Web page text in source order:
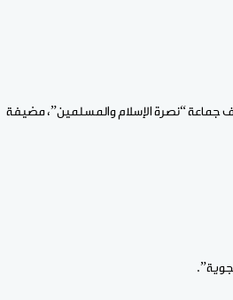
جماعة “نصرة الإسلام والمسلمين”، مضيفة